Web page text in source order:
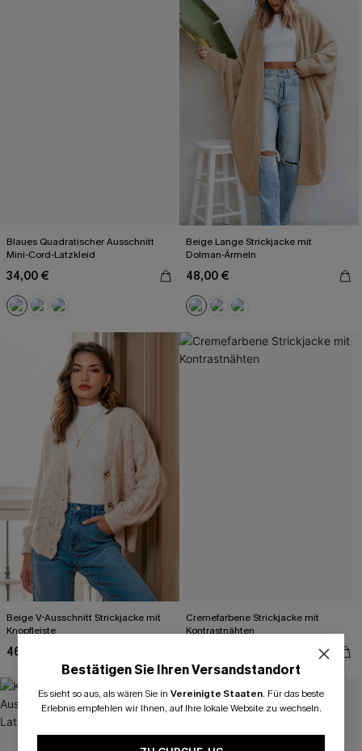
Blaues Quadratischer Ausschnitt
Mini-Cord-Latzkleid
34,00 €
Beige Lange Strickjacke mit
Dolman-Ärmeln
48,00 €
Beige V-Ausschnitt Strickjacke mit
Knopfleiste
46,00 €
Cremefarbene Strickjacke mit
Kontrastnähten
Bestätigen Sie Ihren Versandstandort
Es sieht so aus, als wären Sie in Vereinigte Staaten. Für das beste
Erlebnis empfehlen wir Ihnen, auf Ihre lokale Website zu wechseln.